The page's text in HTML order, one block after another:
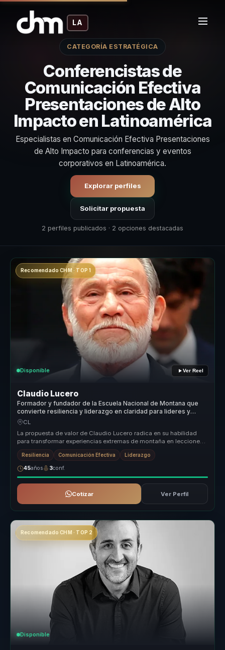
LA
CATEGORÍA ESTRATÉGICA
Conferencistas de
Comunicación Efectiva
Presentaciones de Alto
Impacto en Latinoamérica
Especialistas en Comunicación Efectiva Presentaciones
de Alto Impacto para conferencias y eventos
corporativos en Latinoamérica.
Explorar perfiles
Solicitar propuesta
2 perfiles publicados · 2 opciones destacadas
Recomendado CHM · TOP 1
Disponible Ver Reel
Claudio Lucero
Formador y fundador de la Escuela Nacional de Montana que
convierte resiliencia y liderazgo en claridad para lideres y
equipos.
CL
La propuesta de valor de Claudio Lucero radica en su habilidad
para transformar experiencias extremas de montaña en lecciones
prácticas d...
Resiliencia Comunicación Efectiva Liderazgo
45años 3conf.
Cotizar Ver Perfil
Recomendado CHM · TOP 2
Disponible